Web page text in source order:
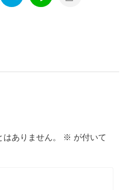
ありません。 ※ が付いて